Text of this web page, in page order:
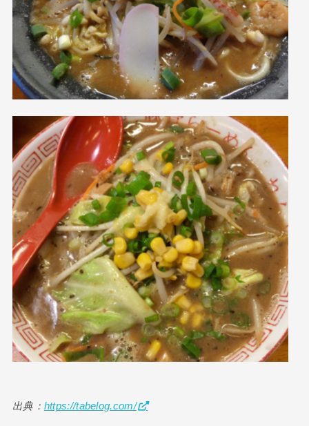
出典： https://tabelog.com/